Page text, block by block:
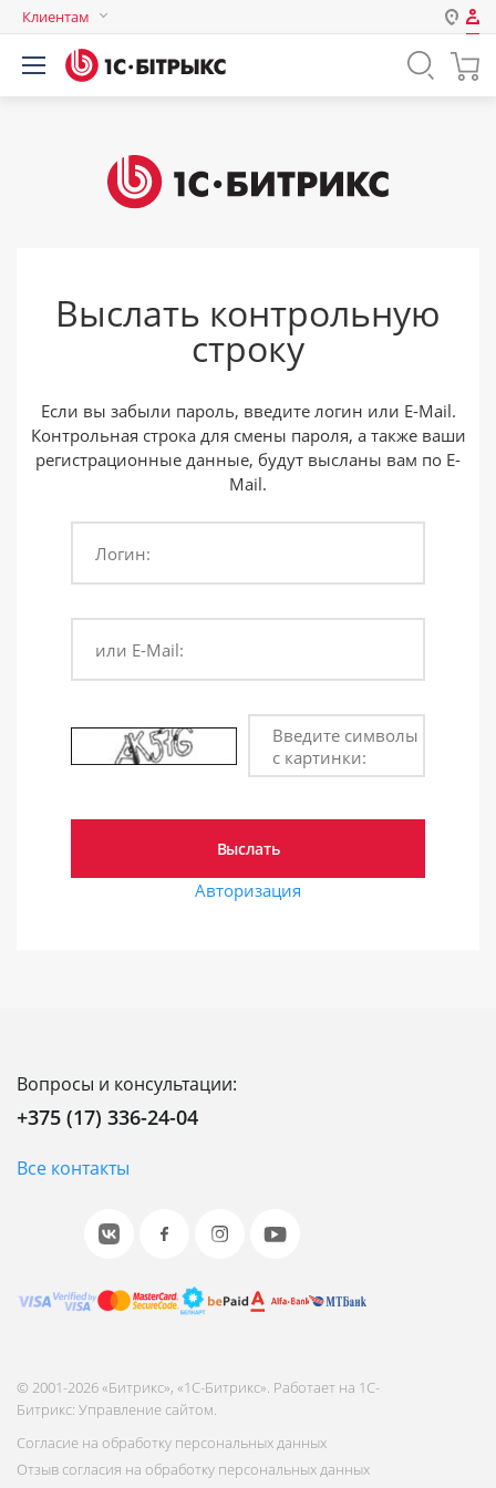
Клиентам
Авторизация
Логин
Запомнить меня на этом
компьютере
Забыли свой пароль?
или войдите с помощью
Выслать контрольную
строку
Если вы забыли пароль, введите логин или E-Mail.
Контрольная строка для смены пароля, а также ваши
регистрационные данные, будут высланы вам по E-
Mail.
Логин:
или E-Mail:
Введите символы
с картинки:
Авторизация
Вопросы и консультации:
+375 (17) 336-24-04
Все контакты
© 2001-2026 «Битрикс», «1С-Битрикс». Работает на 1С-
Битрикс: Управление сайтом.
Согласие на обработку персональных данных
Отзыв согласия на обработку персональных данных